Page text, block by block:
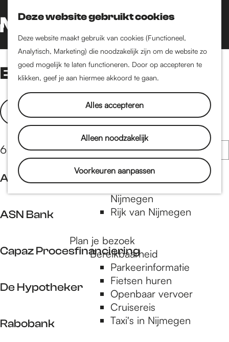
Deze website gebruikt cookies
Deze website maakt gebruik van cookies (Functioneel,
Analytisch, Marketing) die noodzakelijk zijn om de website zo
goed mogelijk te laten functioneren. Door op accepteren te
klikken, geef je aan hiermee akkoord te gaan.
Alles accepteren
Alleen noodzakelijk
Voorkeuren aanpassen
a
n
a
r
d
h
o
m
e
a
Z
o
e
k
e
n
K
a
a
r
t
M
e
n
Dukenburg
Lindenholt
Historie
De oudste stad van
Nederland
Historische tijdlijn
Romeinse Limes
Vrede van Nijmegen
Penning
Natuur in Nijmegen
Groenkaart van
Nijmegen
Rijk van Nijmegen
Plan je bezoek
Bereikbaarheid
Parkeerinformatie
Fietsen huren
Openbaar vervoer
Cruisereis
Taxi's in Nijmegen
Bank
W
a
z
e
j
Filter
S
o
t
e
e
r
p
6 resultaten
S
r
t
e
p
ABO Vastgoed
B
V
a
t
e
ASN Bank
S
B
k
Capaz Procesfinanciering
a
a
De Hypotheker
e
Rabobank